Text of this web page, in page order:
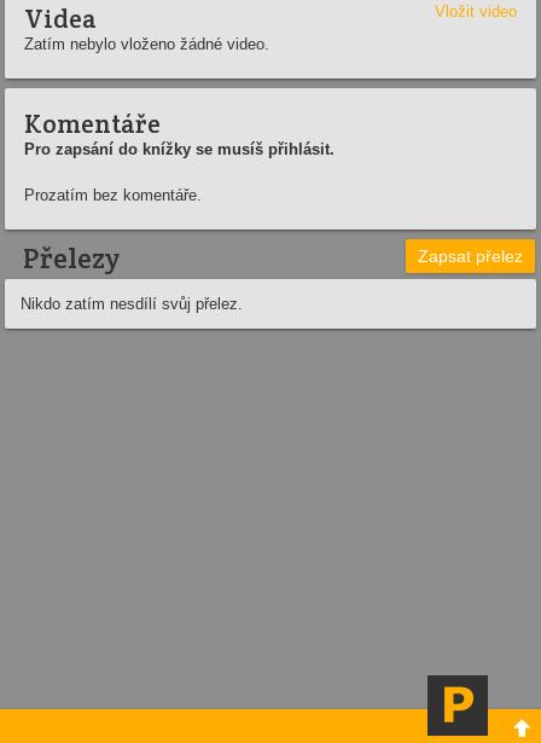
Videa
Vložit video
Zatím nebylo vloženo žádné video.
Komentáře
Pro zapsání do knížky se musíš přihlásit.
Prozatím bez komentáře.
Přelezy Zapsat přelez
Nikdo zatím nesdílí svůj přelez.
